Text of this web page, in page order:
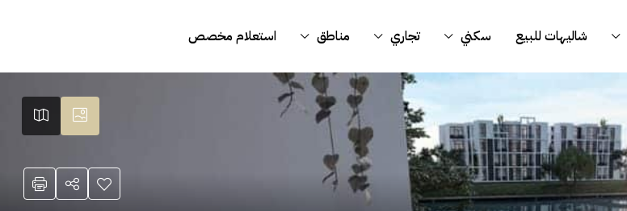
شاليهات للبيع سكني تجاري مناطق استعلام مخصص